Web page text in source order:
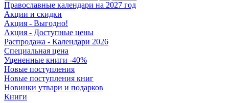
Православные календари на 2027 год
Акции и скидки
Акция - Выгодно!
Акция - Доступные цены
Распродажа - Календари 2026
Специальная цена
Уцененные книги -40%
Новые поступления
Новые поступления книг
Новинки утвари и подарков
Книги